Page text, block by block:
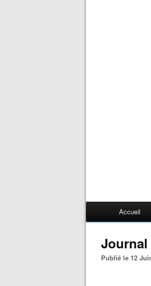
Accueil
Journal
Publié le 12